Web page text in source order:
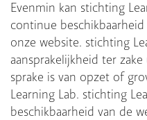
Evenmin kan stichting
continue
onze website. stichting
aansprakelijkheid ter
sprake is van opzet of
Learning Lab. stichting
beschikbaarheid van de